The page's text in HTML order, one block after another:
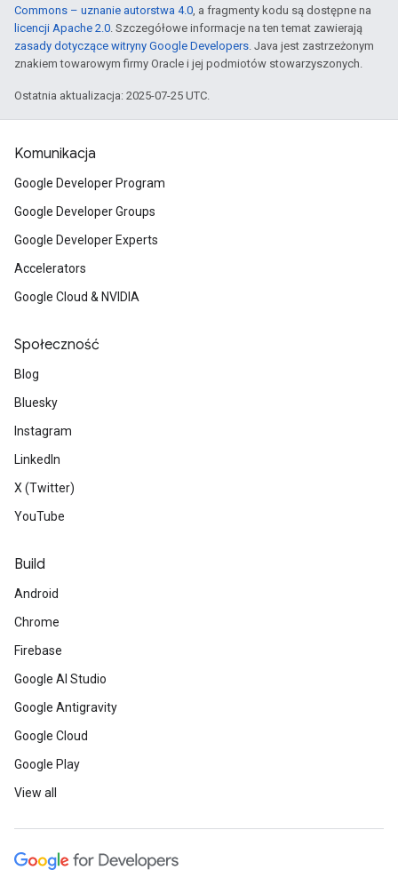
Commons – uznanie autorstwa 4.0, a fragmenty kodu są dostępne na
licencji Apache 2.0. Szczegółowe informacje na ten temat zawierają
zasady dotyczące witryny Google Developers. Java jest zastrzeżonym
znakiem towarowym firmy Oracle i jej podmiotów stowarzyszonych.
Ostatnia aktualizacja: 2025-07-25 UTC.
Komunikacja
Google Developer Program
Google Developer Groups
Google Developer Experts
Accelerators
Google Cloud & NVIDIA
Społeczność
Blog
Bluesky
Instagram
LinkedIn
X (Twitter)
YouTube
Build
Android
Chrome
Firebase
Google AI Studio
Google Antigravity
Google Cloud
Google Play
View all